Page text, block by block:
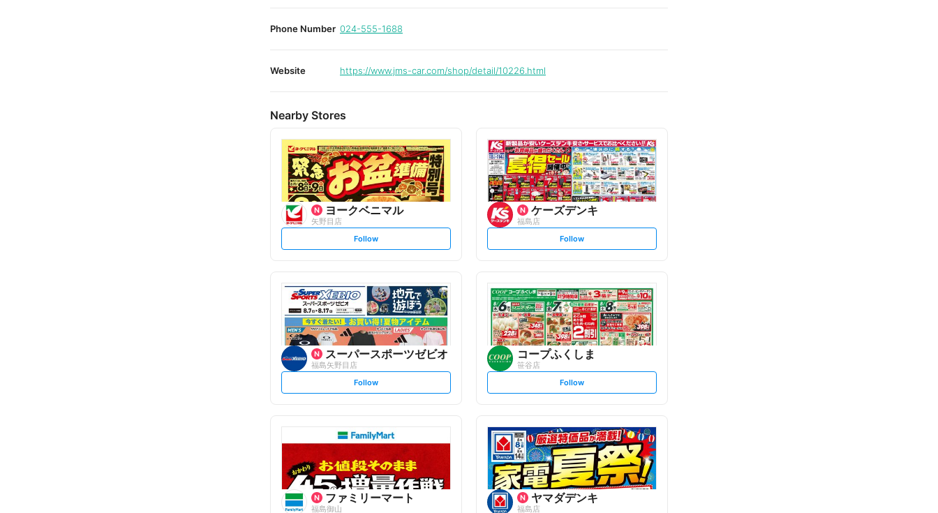
Phone Number 024-555-1688
Website https://www.jms-car.com/shop/detail/10226.html
Nearby Stores
ヨークベニマル
矢野目店
s
t
l
o
w
Follow
ケーズデンキ
福島店
s
t
o
w
Follow
スーパースポーツゼビオ
福島矢野目店
s
t
o
w
Follow
コープふくしま
笹谷店
s
t
l
o
w
Follow
ファミリーマート
福島御山
ヤマダデンキ
福島店